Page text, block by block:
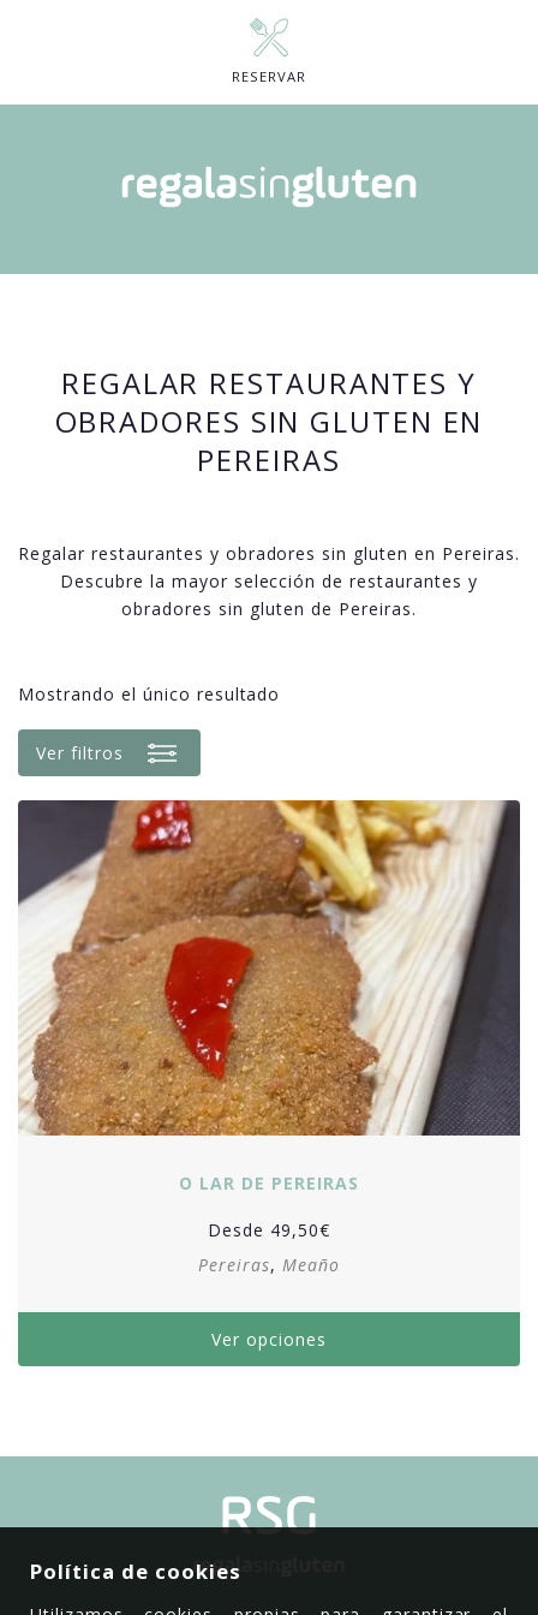
RESERVAR
REGALAR RESTAURANTES Y
OBRADORES SIN GLUTEN EN
PEREIRAS
Regalar restaurantes y obradores sin gluten en Pereiras.
Descubre la mayor selección de restaurantes y
obradores sin gluten de Pereiras.
Mostrando el único resultado
Ver filtros
O LAR DE PEREIRAS
Desde 49,50€
Pereiras, Meaño
Ver opciones
Política de cookies